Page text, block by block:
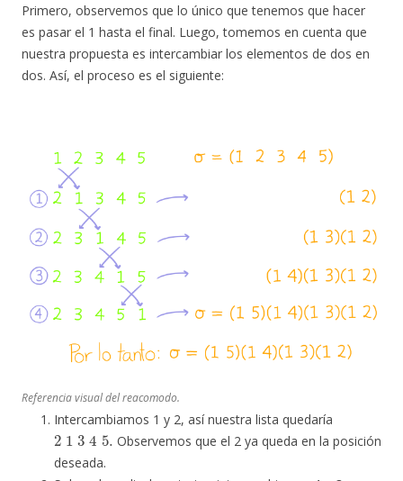
Primero, observemos que lo único que tenemos que hacer
es pasar el 1 hasta el final. Luego, tomemos en cuenta que
nuestra propuesta es intercambiar los elementos de dos en
dos. Así, el proceso es el siguiente:
Referencia visual del reacomodo.
Intercambiamos 1 y 2, así nuestra lista quedaría
21345.
Observemos que el 2 ya queda en la posición
deseada.